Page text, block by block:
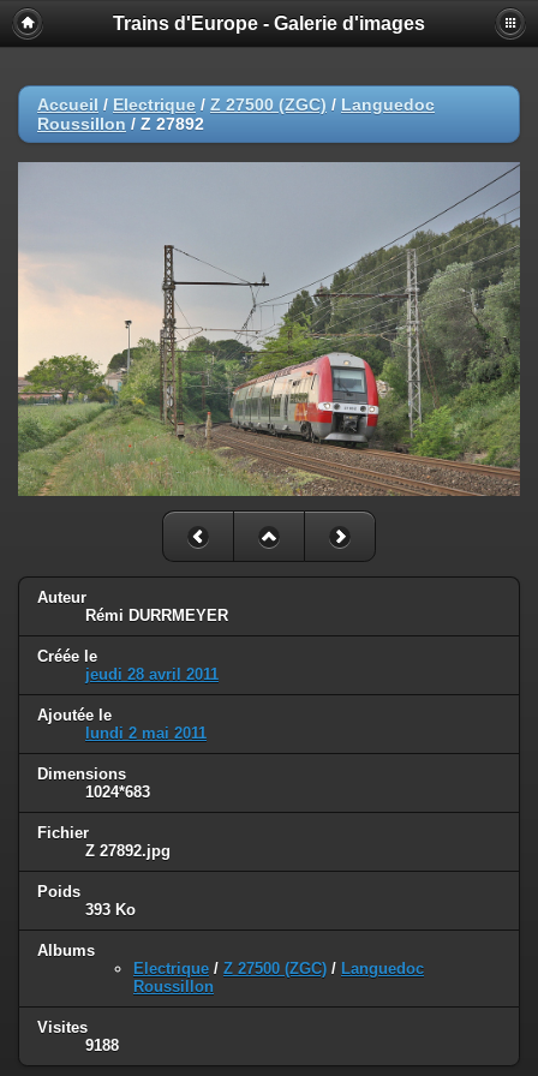
Trains d'Europe - Galerie d'images
Accueil / Electrique / Z 27500 (ZGC) / Languedoc
Roussillon / Z 27892
Auteur
Rémi DURRMEYER
Créée le
jeudi 28 avril 2011
Ajoutée le
lundi 2 mai 2011
Dimensions
1024*683
Fichier
Z 27892.jpg
Poids
393 Ko
Albums
Electrique / Z 27500 (ZGC) / Languedoc
Roussillon
Visites
9188